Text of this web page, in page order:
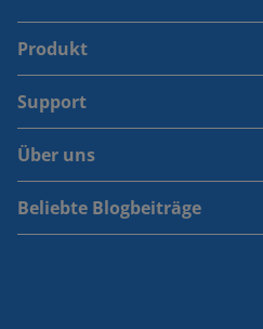
Produkt
Support
Über uns
Beliebte Blogbeiträge